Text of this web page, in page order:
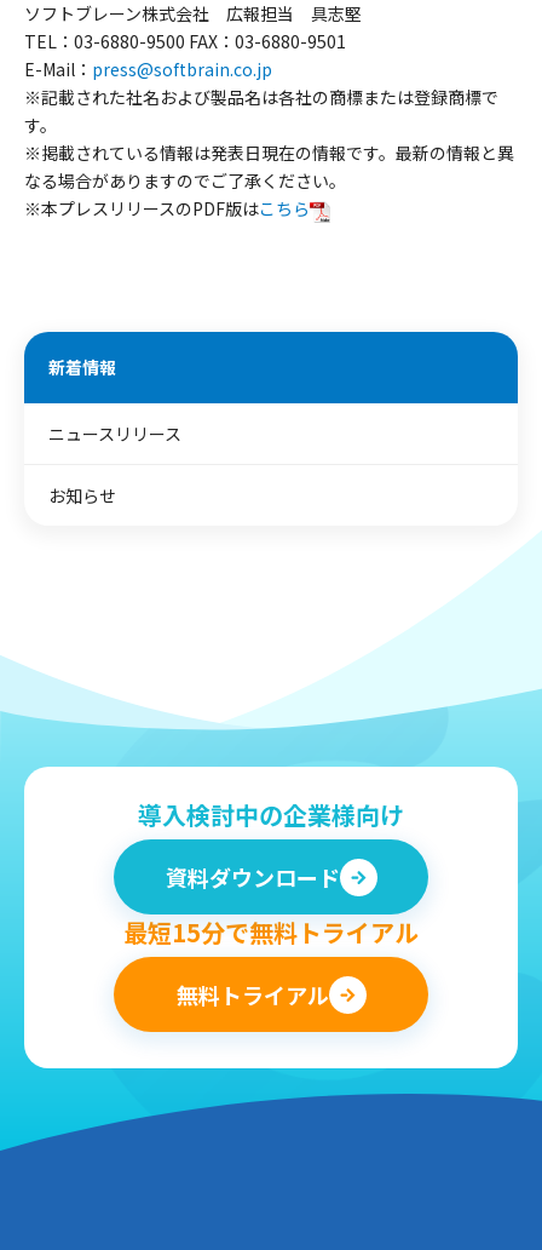
ソフトブレーン株式会社 広報担当 具志堅
TEL：03-6880-9500 FAX：03-6880-9501
E-Mail： press@softbrain.co.jp
※記載された社名および製品名は各社の商標または登録商標で
す。
※掲載されている情報は発表日現在の情報です。最新の情報と異
なる場合がありますのでご了承ください。
※本プレスリリースのPDF版はこちら
新着情報
ニュースリリース
お知らせ
導入検討中の企業様向け
資料ダウンロード
最短15分で無料トライアル
無料トライアル